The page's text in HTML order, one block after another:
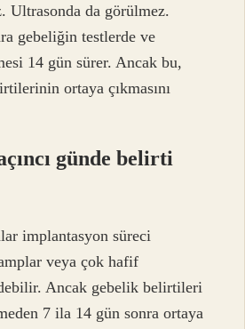
Ultrasonda da görülmez.
gebeliğin testlerde ve
14 gün sürer. Ancak bu,
ortaya çıkmasını
günde belirti
implantasyon süreci
veya çok hafif
Ancak gebelik belirtileri
7 ila 14 gün sonra ortaya